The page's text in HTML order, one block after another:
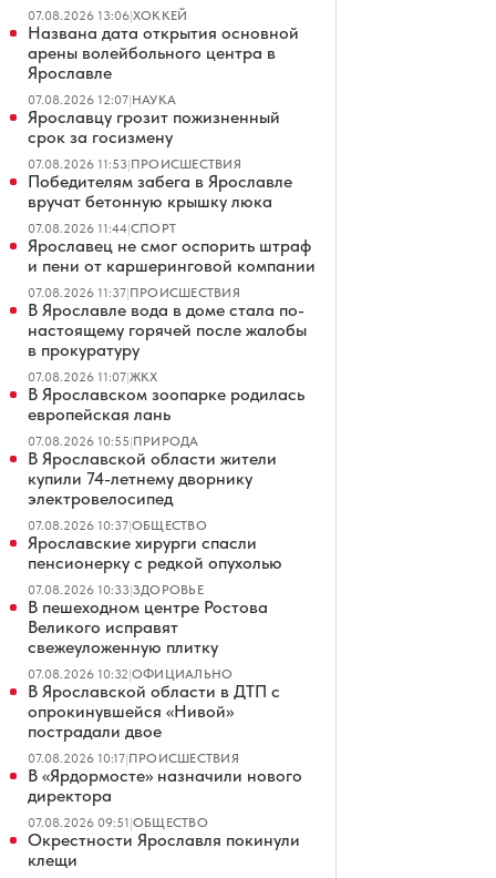
07.08.2026 13:06|ХОККЕЙ
Названа дата открытия основной
арены волейбольного центра в
Ярославле
07.08.2026 12:07|НАУКА
Ярославцу грозит пожизненный
срок за госизмену
07.08.2026 11:53|ПРОИСШЕСТВИЯ
Победителям забега в Ярославле
вручат бетонную крышку люка
07.08.2026 11:44|СПОРТ
Ярославец не смог оспорить штраф
и пени от каршеринговой компании
07.08.2026 11:37|ПРОИСШЕСТВИЯ
В Ярославле вода в доме стала по-
настоящему горячей после жалобы
в прокуратуру
07.08.2026 11:07|ЖКХ
В Ярославском зоопарке родилась
европейская лань
07.08.2026 10:55|ПРИРОДА
В Ярославской области жители
купили 74-летнему дворнику
электровелосипед
07.08.2026 10:37|ОБЩЕСТВО
Ярославские хирурги спасли
пенсионерку с редкой опухолью
07.08.2026 10:33|ЗДОРОВЬЕ
В пешеходном центре Ростова
Великого исправят
свежеуложенную плитку
07.08.2026 10:32|ОФИЦИАЛЬНО
В Ярославской области в ДТП с
опрокинувшейся «Нивой»
пострадали двое
07.08.2026 10:17|ПРОИСШЕСТВИЯ
В «Ярдормосте» назначили нового
директора
07.08.2026 09:51|ОБЩЕСТВО
Окрестности Ярославля покинули
клещи